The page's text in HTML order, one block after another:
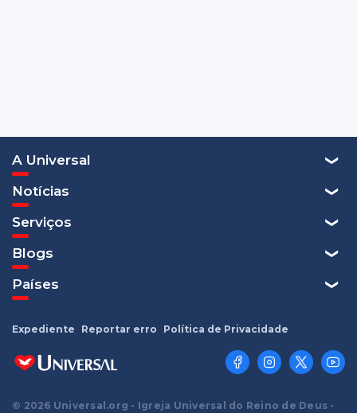
A Universal
Notícias
Serviços
Blogs
Países
© 2026 Universal.org - Igreja Universal do Reino de Deus -
Expediente Reportar erro Política de Privacidade